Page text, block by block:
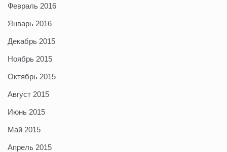
Февраль 2016
Январь 2016
Декабрь 2015
Ноябрь 2015
Октябрь 2015
Август 2015
Июнь 2015
Май 2015
Апрель 2015